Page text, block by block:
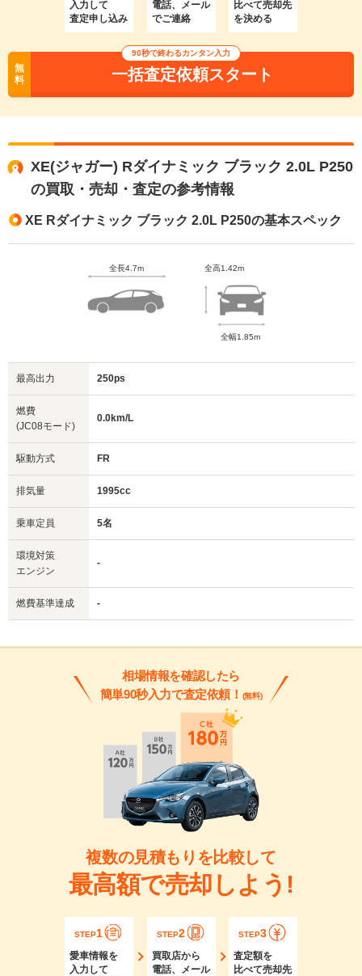
入力して
査定申し込み
電話、メール
でご連絡
比べて売却先
を決める
無
料
90秒で終わるカンタン入力
一括査定依頼スタート
XE(ジャガー) Rダイナミック ブラック 2.0L P250
の買取・売却・査定の参考情報
XE Rダイナミック ブラック 2.0L P250の基本スペック
全長4.7m 全高1.42m
全幅1.85m
最高出力 250ps
燃費
(JC08モード)
0.0km/L
駆動方式 FR
排気量 1995cc
乗車定員 5名
環境対策
エンジン
-
燃費基準達成 -
相場情報を確認したら
簡単90秒入力で査定依頼！ (無料)
複数の見積もりを比較して
最高額で売却しよう!
STEP1
愛車情報を
入力して
STEP2
買取店から
電話、メール
STEP3
査定額を
比べて売却先